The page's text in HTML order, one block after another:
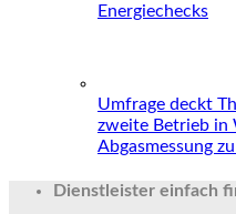
Energiechecks
Umfrage deckt
zweite Betrieb in
Abgasmessung
Dienstleister einfach